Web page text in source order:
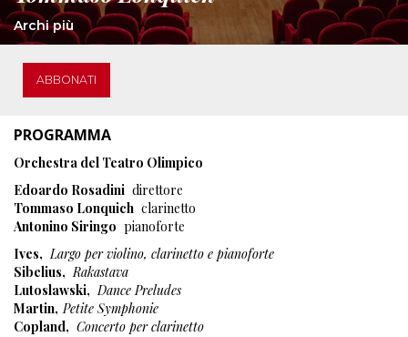
Archi più
ABBONATI
PROGRAMMA
Orchestra del Teatro Olimpico
Edoardo Rosadini direttore
Tommaso Lonquich clarinetto
Antonino Siringo pianoforte
Ives, Largo per violino, clarinetto e pianoforte
Sibelius, Rakastava
Lutoslawski, Dance Preludes
Martin, Petite Symphonie
Copland, Concerto per clarinetto